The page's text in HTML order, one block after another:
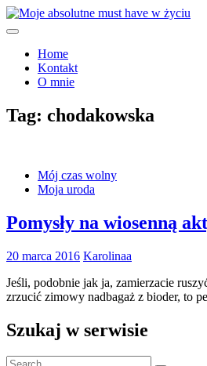
Skip
to
Moje absolutne
życiu
Home
Kontakt
O mnie
Tag: chodakowska
Mój czas wolny
Moja uroda
Pomysły na wiosenną
20 marca 2016 Karolinaa
Jeśli, podobnie jak ja, zamierzacie
zrzucić zimowy nadbagaż z bioder, to
Szukaj w serwisie
Search